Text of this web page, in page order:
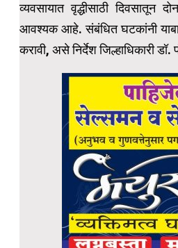
व्यवसायात वृद्धीसाठी
आवश्यक आहे. संबंधित घटकांनी
करावी, असे निर्देश जिल्हाधिकारी